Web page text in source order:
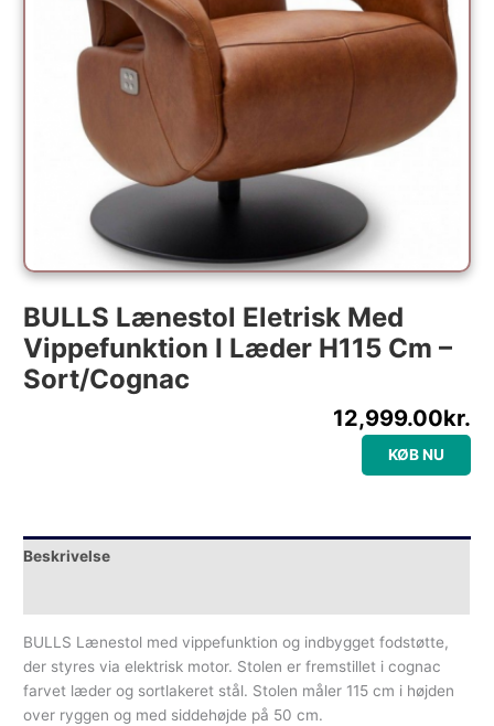
BULLS Lænestol Eletrisk Med
Vippefunktion I Læder H115 Cm –
Sort/Cognac
12,999.00kr.
KØB NU
Beskrivelse
BULLS Lænestol med vippefunktion og indbygget fodstøtte,
der styres via elektrisk motor. Stolen er fremstillet i cognac
farvet læder og sortlakeret stål. Stolen måler 115 cm i højden
over ryggen og med siddehøjde på 50 cm.